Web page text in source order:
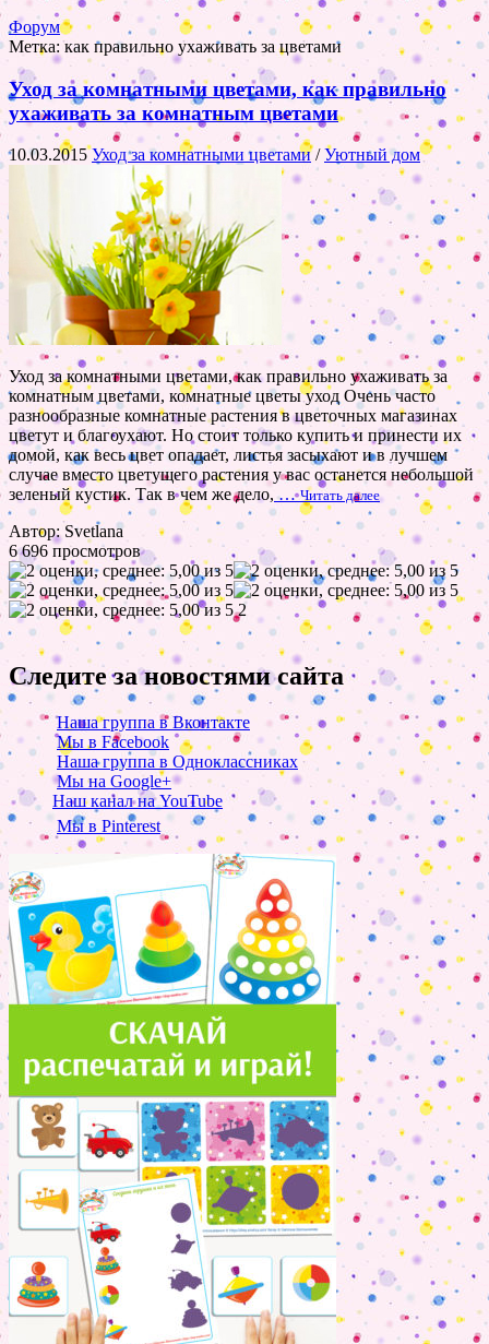
Форум
Метка:как правильно ухаживать за цветами
Уход за комнатными цветами, как правильно
ухаживать за комнатным цветами
10.03.2015Уход за комнатными цветами/Уютный дом
Уход за комнатными цветами, как правильно ухаживать за
комнатным цветами, комнатные цветы уход Очень часто
разнообразные комнатные растения в цветочных магазинах
цветут и благоухают. Но стоит только купить и принести их
домой, как весь цвет опадает, листья засыхают и в лучшем
случае вместо цветущего растения у вас останется небольшой
зеленый кустик. Так в чем же дело, …Читать далее
Автор: Svetlana
6 696 просмотров
2
Следите за новостями сайта
Наша группа в Вконтакте
Мы в Facebook
Наша группа в Одноклассниках
Мы на Google+
Наш канал на YouTube
Мы в Pinterest